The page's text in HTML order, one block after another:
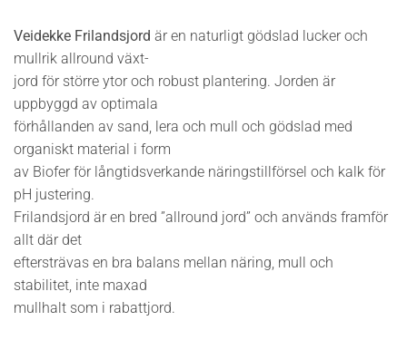
Veidekke Frilandsjord är en naturligt gödslad lucker och
mullrik allround växt-
jord för större ytor och robust plantering. Jorden är
uppbyggd av optimala
förhållanden av sand, lera och mull och gödslad med
organiskt material i form
av Biofer för långtidsverkande näringstillförsel och kalk för
pH justering.
Frilandsjord är en bred ”allround jord” och används framför
allt där det
eftersträvas en bra balans mellan näring, mull och
stabilitet, inte maxad
mullhalt som i rabattjord.